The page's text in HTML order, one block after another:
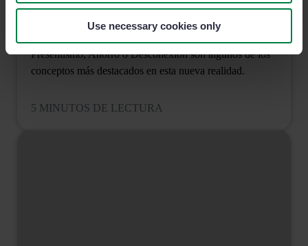
Use necessary cookies only
Las 7 ventajas y desventajas del teletrabajo
como Director Comercial
Presentismo, Ahorro o Desconexión son algunos de los
conceptos más destacados en esta nueva realidad.
5 MINUTOS DE LECTURA